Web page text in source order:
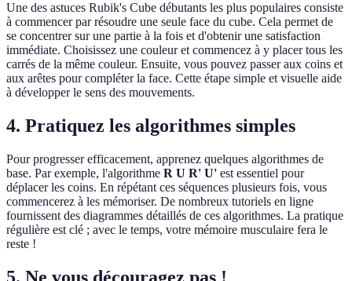
Une des astuces Rubik's Cube débutants les plus populaires consiste
à commencer par résoudre une seule face du cube. Cela permet de
se concentrer sur une partie à la fois et d'obtenir une satisfaction
immédiate. Choisissez une couleur et commencez à y placer tous les
carrés de la même couleur. Ensuite, vous pouvez passer aux coins et
aux arêtes pour compléter la face. Cette étape simple et visuelle aide
à développer le sens des mouvements.
4. Pratiquez les algorithmes simples
Pour progresser efficacement, apprenez quelques algorithmes de
base. Par exemple, l'algorithme R U R' U' est essentiel pour
déplacer les coins. En répétant ces séquences plusieurs fois, vous
commencerez à les mémoriser. De nombreux tutoriels en ligne
fournissent des diagrammes détaillés de ces algorithmes. La pratique
régulière est clé ; avec le temps, votre mémoire musculaire fera le
reste !